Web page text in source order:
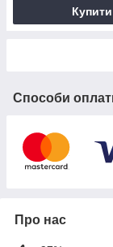
Купити
Способи
Про нас